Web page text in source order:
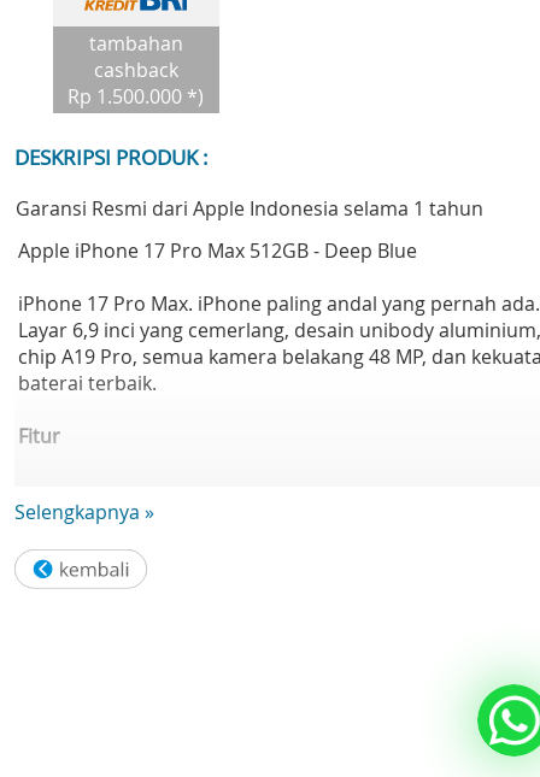
tambahan
cashback
Rp 1.500.000 *)
DESKRIPSI PRODUK :
Garansi Resmi dari Apple Indonesia selama 1 tahun
Apple iPhone 17 Pro Max 512GB - Deep Blue
iPhone 17 Pro Max. iPhone paling andal yang pernah ada.
Layar 6,9 inci yang cemerlang, desain unibody aluminium,
chip A19 Pro, semua kamera belakang 48 MP, dan
baterai terbaik.
Fitur
— Desain unibody aluminium, ditempa dalam suhu
- CERAMIC SHIELD TANGGUH. DEPAN DAN BELAKANG. —
Ceramic Shield melindungi bagian belakang iPhone 17
kamera belakang 48 MP dan 8x zoom kualitas optik —
rentang zoom terluas yang pernah ada di iPhone. Seperti
Selengkapnya »